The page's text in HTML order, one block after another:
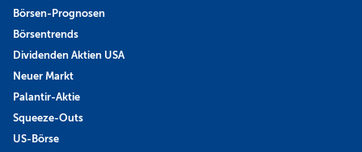
Börsen-Prognosen
Börsentrends
Dividenden Aktien USA
Neuer Markt
Palantir-Aktie
Squeeze-Outs
US-Börse